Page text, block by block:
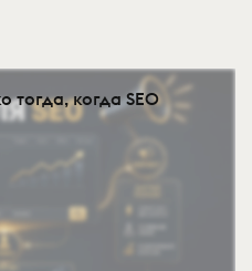
тогда, когда SEO